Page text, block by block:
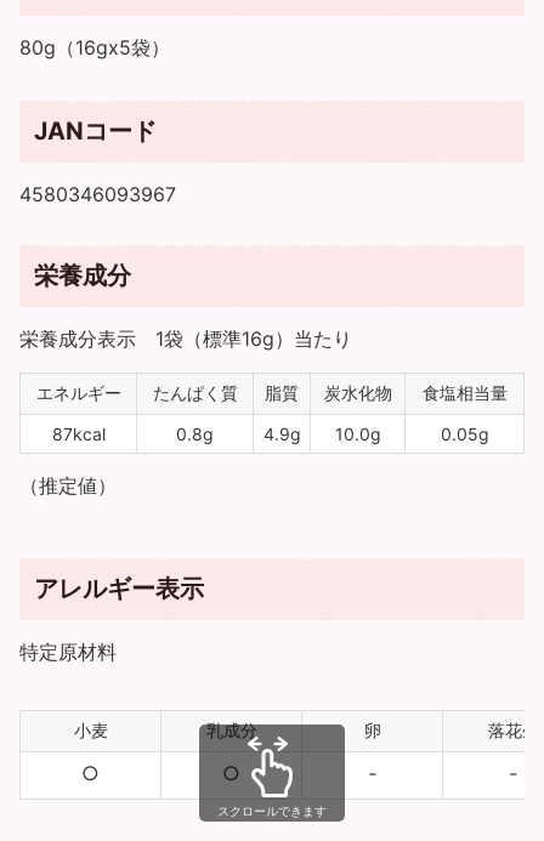
80g（16gx5袋）
JANコード
4580346093967
栄養成分
栄養成分表示 1袋（標準16g）当たり
エネルギー たんぱく質 脂質 炭水化物
食塩相当量
87kcal
0.8g 4.9g 10.0g 0.05g
（推定値）
アレルギー表示
特定原材料
小麦
○
乳成分
○
卵
‐
落花生
‐
スクロールできます